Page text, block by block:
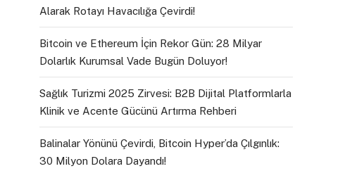
Alarak Rotayı Havacılığa Çevirdi!
Bitcoin ve Ethereum İçin Rekor Gün: 28 Milyar
Dolarlık Kurumsal Vade Bugün Doluyor!
Sağlık Turizmi 2025 Zirvesi: B2B Dijital Platformlarla
Klinik ve Acente Gücünü Artırma Rehberi
Balinalar Yönünü Çevirdi, Bitcoin Hyper’da Çılgınlık:
30 Milyon Dolara Dayandı!